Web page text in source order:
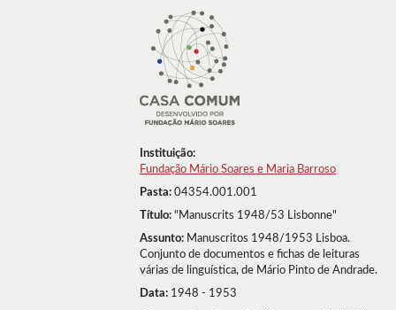
Instituição:
Fundação Mário Soares e Maria Barroso
Pasta: 04354.001.001
Título: "Manuscrits 1948/53 Lisbonne"
Assunto: Manuscritos 1948/1953 Lisboa.
Conjunto de documentos e fichas de leituras
várias de linguística, de Mário Pinto de Andrade.
Data: 1948 - 1953